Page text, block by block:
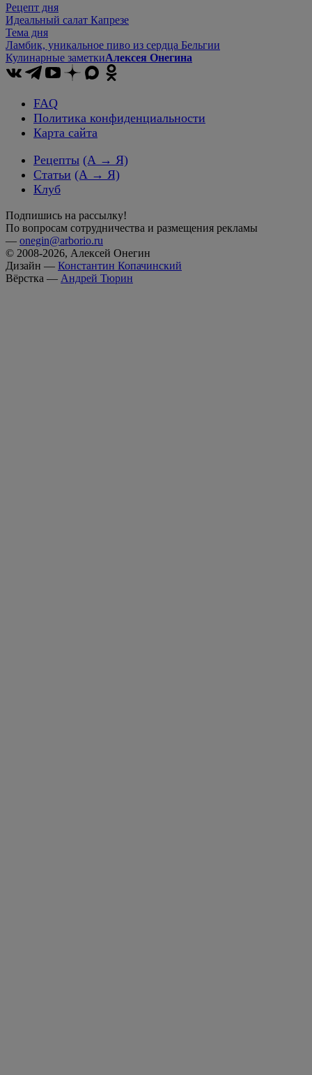
Рецепт дня
Идеальный салат Капрезе
Тема дня
Ламбик, уникальное пиво из сердца Бельгии
Кулинарные заметкиАлексея Онегина
FAQ
Политика конфиденциальности
Карта сайта
Рецепты (А → Я)
Статьи (А → Я)
Клуб
Подпишись на рассылку!
По вопросам сотрудничества и размещения рекламы
— onegin@arborio.ru
© 2008-2026, Алексей Онегин
Дизайн — Константин Копачинский
Вёрстка — Андрей Тюрин